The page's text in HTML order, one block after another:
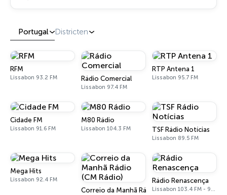
Portugal Districten
RFM
Lissabon 93.2 FM Rádio Comercial
Lissabon 97.4 FM
RTP Antena 1
Lissabon 95.7 FM
Cidade FM
Lissabon 91.6 FM
M80 Rádio
Lissabon 104.3 FM TSF Rádio Notícias
Lissabon 89.5 FM
Mega Hits
Lissabon 92.4 FM
Correio da Manhã Rádio (CM Rádio)
Rádio Renascença
Lissabon 103.4 FM - 963 AM